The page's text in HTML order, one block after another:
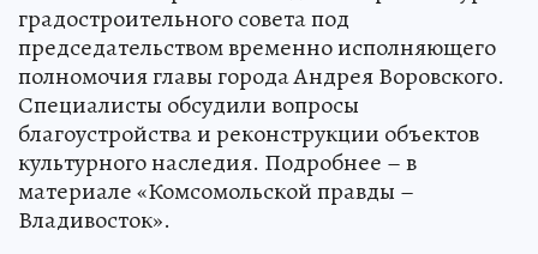
градостроительного совета под
председательством временно исполняющего
полномочия главы города Андрея Воровского.
Специалисты обсудили вопросы
благоустройства и реконструкции объектов
культурного наследия. Подробнее – в
материале «Комсомольской правды –
Владивосток».